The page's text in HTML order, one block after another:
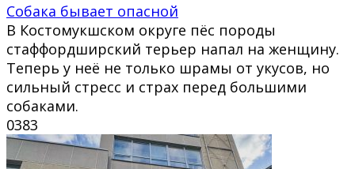
Собака бывает опасной
В Костомукшском округе пёс породы
стаффордширский терьер напал на женщину.
Теперь у неё не только шрамы от укусов, но
сильный стресс и страх перед большими
собаками.
0383